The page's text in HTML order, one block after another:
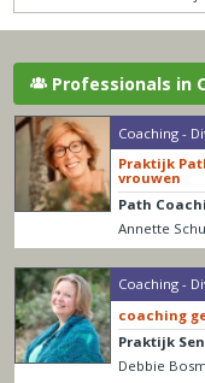
Professionals in
Coaching -
Praktijk
vrouwen
Path
Annette
Coaching -
coaching
Praktijk
Debbie